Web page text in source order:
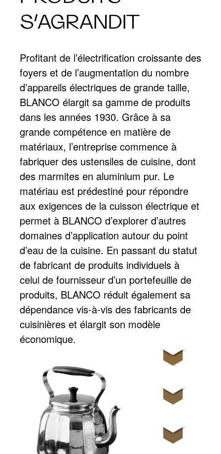
S’AGRANDIT
Profitant de l’électrification croissante des
foyers et de l’augmentation du nombre
d’appareils électriques de grande taille,
BLANCO élargit sa gamme de produits
dans les années 1930. Grâce à sa
grande compétence en matière de
matériaux, l’entreprise commence à
fabriquer des ustensiles de cuisine, dont
des marmites en aluminium pur. Le
matériau est prédestiné pour répondre
aux exigences de la cuisson électrique et
permet à BLANCO d’explorer d’autres
domaines d’application autour du point
d’eau de la cuisine. En passant du statut
de fabricant de produits individuels à
celui de fournisseur d’un portefeuille de
produits, BLANCO réduit également sa
dépendance vis-à-vis des fabricants de
cuisinières et élargit son modèle
économique.